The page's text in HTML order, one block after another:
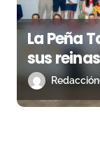
a
sLa Peña
sus
Redacción